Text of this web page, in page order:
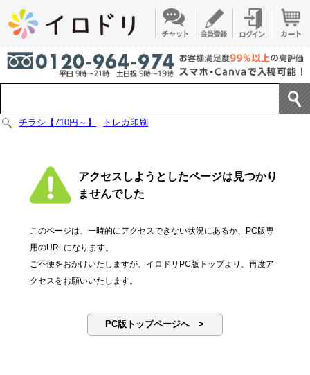
チラシ【710円～】 トレカ印刷
アクセスしようとしたページは見つかり
ませんでした
このページは、一時的にアクセスできない状況にあるか、PC版専
用のURLになります。
ご不便をおかけいたしますが、イロドリPC版トップより、再度ア
クセスをお願いいたします。
PC版トップページへ >